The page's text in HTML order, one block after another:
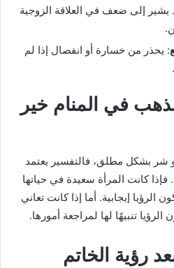
يشير إلى ضعف في العلاقة الزوجية
: يحذر من خسارة أو انفصال إذا لم
في المنام خير
شر بشكل مطلق، فالتفسير يعتمد
فإذا كانت المرأة سعيدة في حياتها
الرؤيا إيجابية. أما إذا كانت تعاني
تنبيهًا لها لمراجعة أمورها.
رؤية الخاتم